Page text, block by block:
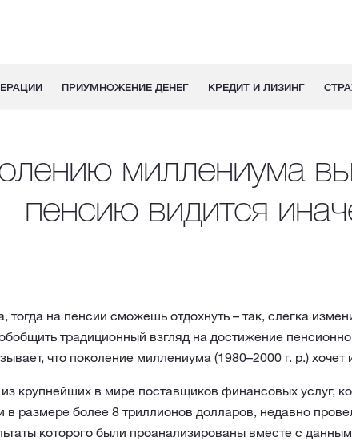
ПРИУМНОЖЕНИЕ ДЕНЕГ КРЕДИТ И ЛИЗИНГ
миллениума
пенсию видится
тогда на пенсии сможешь отдохнуть – так, слегка
традиционный взгляд на достижение
что поколение миллениума (1980–2000 г. р.)
крупнейших в мире поставщиков финансовых услуг,
в размере более 8 триллионов долларов, недавно
которого были проанализированы вместе с